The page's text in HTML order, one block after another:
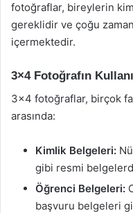
fotoğraflar, bireylerin
gereklidir ve çoğu
içermektedir.
3×4 Fotoğrafın
3×4 fotoğraflar, birçok
arasında:
Kimlik Belgeleri:
gibi resmi
Öğrenci Belgeleri:
başvuru belgeleri